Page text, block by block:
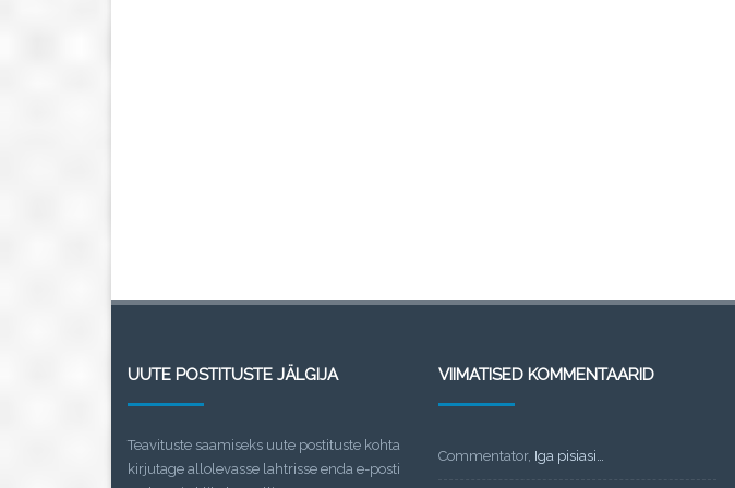
UUTE POSTITUSTE JÄLGIJA
Teavituste saamiseks uute postituste kohta
kirjutage allolevasse lahtrisse enda e-posti
VIIMATISED KOMMENTAARID
Commentator, Iga pisiasi…